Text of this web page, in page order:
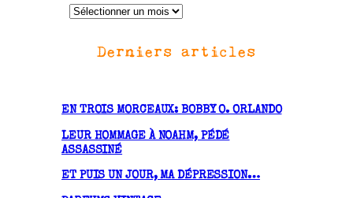
A
v
s
Derniers articles
EN TROIS MORCEAUX: BOBBY O. ORLANDO
LEUR HOMMAGE À NOAHM, PÉDÉ
ASSASSINÉ
ET PUIS UN JOUR, MA DÉPRESSION…